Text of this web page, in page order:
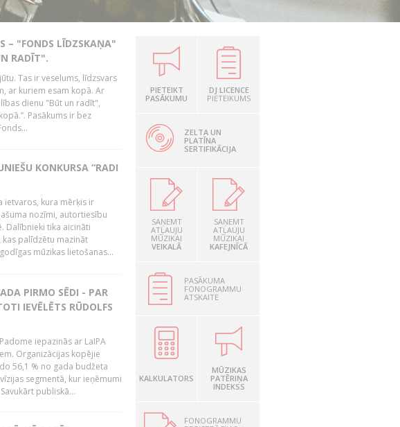
– "FONDS LĪDZSKAŅA"
RADĪT".
Tas ir veselums, līdzsvars
ar kuriem esam kopā. Ar
dienu "Būt un radīt",
Pasākums ir bez
KONKURSA “RADI
ietvaros, kura mērķis ir
nozīmi, autortiesību
Dalībnieki tika aicināti
palīdzētu mazināt
mūzikas lietošanas...
PIRMO SĒDI - PAR
IEVĒLĒTS RŪDOLFS
iepazinās ar LaIPA
Organizācijas kopējie
56,1 % no gada budžeta
segmentā, kur ieņēmumi
publiskā...
PIETEIKT
PASĀKUMU
DJ LICENCE
PIETEIKUMS
ZELTA UN
PLATĪNA
SERTIFIKĀCIJA
SAŅEMT
ATĻAUJU
MŪZIKAI
VEIKALĀ
SAŅEMT
ATĻAUJU
MŪZIKAI
KAFEJNĪCĀ
PASĀKUMA
FONOGRAMMU
ATSKAITE
KALKULATORS
MŪZIKAS
PATĒRIŅA
INDEKSS
FONOGRAMMU